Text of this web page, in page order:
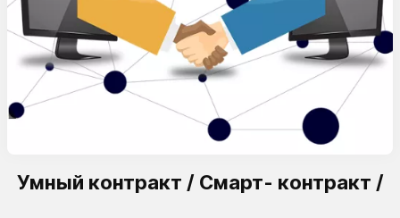
Умный контракт / Смарт- контракт /